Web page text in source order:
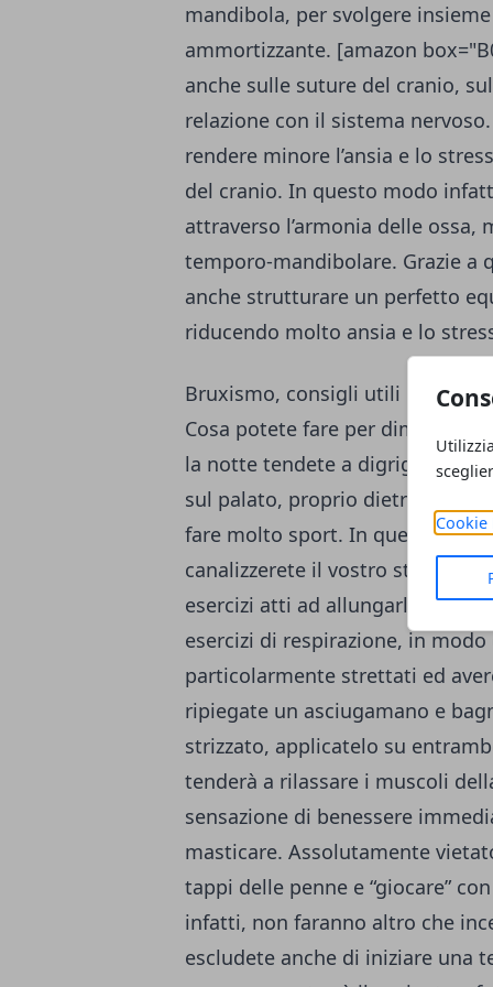
Cookie
mandibola, per svolgere
ammortizzante. [amazon
anche sulle suture del cranio,
relazione con il sistema
rendere minore l’ansia e lo
del cranio. In questo modo
attraverso l’armonia delle ossa,
temporo-mandibolare. Grazie a
anche strutturare un perfetto
riducendo molto ansia e lo
Bruxismo, consigli utili
Cosa potete fare per diminuire il
la notte tendete a digrignare i
sul palato, proprio dietro i
fare molto sport. In questo
canalizzerete il vostro stress e
esercizi atti ad allungarla.
esercizi di respirazione, in
particolarmente strettati ed
ripiegate un asciugamano e
strizzato, applicatelo su
tenderà a rilassare i muscoli
sensazione di benessere
masticare. Assolutamente
tappi delle penne e “giocare”
infatti, non faranno altro che
escludete anche di iniziare una